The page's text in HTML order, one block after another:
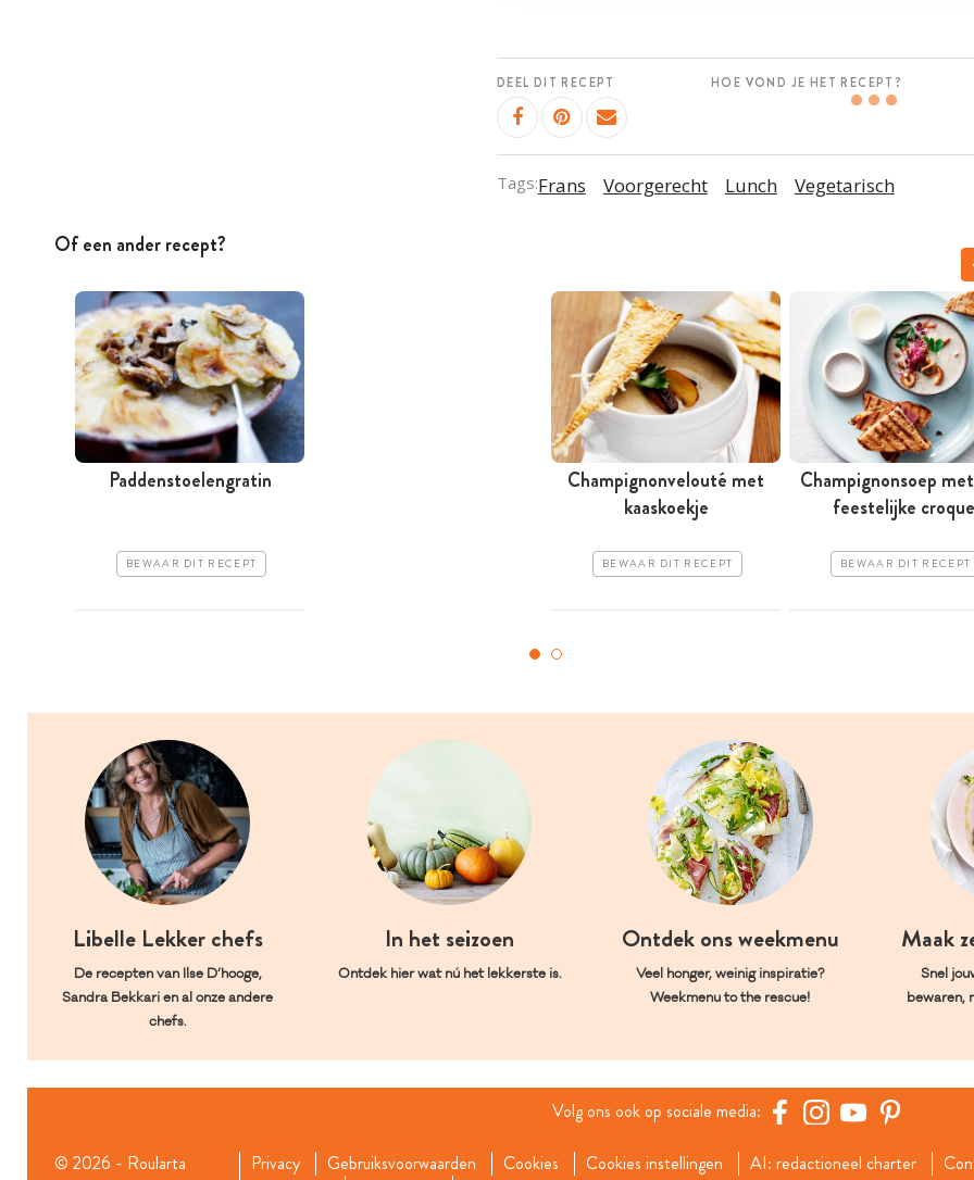
DEEL DIT RECEPT HOE VOND JE HET RECEPT?
Tags:Frans Voorgerecht Lunch Vegetarisch
Of een ander recept?
Paddenstoelengratin
BEWAAR DIT RECEPT
Champignonvelouté met
kaaskoekje
BEWAAR DIT RECEPT
Champignonsoep
feestelijke croque
BEWAAR DIT RECEPT
Libelle Lekker chefs
De recepten van Ilse D’hooge,
Sandra Bekkari en al onze andere
chefs.
In het seizoen
Ontdek hier wat nú het lekkerste is.
Ontdek ons weekmenu
Veel honger, weinig inspiratie?
Weekmenu to the rescue!
Maak
Snel
bewaren,
Volg ons ook op sociale media:
© 2026 - Roularta
Privacy Gebruiksvoorwaarden Cookies Cookies instellingen AI: redactioneel charter